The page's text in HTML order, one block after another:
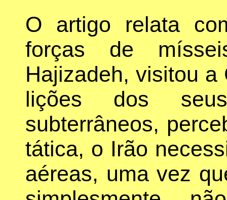
O artigo relata
forças de
Hajizadeh, visitou a
lições dos
subterrâneos,
tática, o Irão
aéreas, uma vez